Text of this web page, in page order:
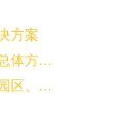
方案
体方...
区、...